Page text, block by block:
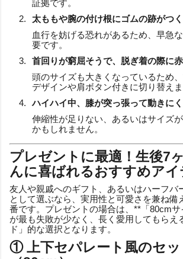
証拠です。
太ももや腕の付け根にゴムの跡がつく
血行を妨げる恐れがあるため、早急
要です。
首回りが窮屈そうで、脱ぎ着の際に
頭のサイズも大きくなっているため
デザインや肩ボタン付きに切り替えま
ハイハイ中、膝が突っ張って動きに
伸縮性が足りない、あるいはサイズ
かもしれません。
プレゼントに最適！生後7
んに喜ばれるおすすめアイ
友人や親戚へのギフト、あるいはハーフバ
として選ぶなら、実用性と可愛さを兼ね備
番です。プレゼントの場合は、**「80cm
が最も失敗が少なく、長く愛用してもらえ
ド」的な選択となります。
① 上下セパレート風のセ